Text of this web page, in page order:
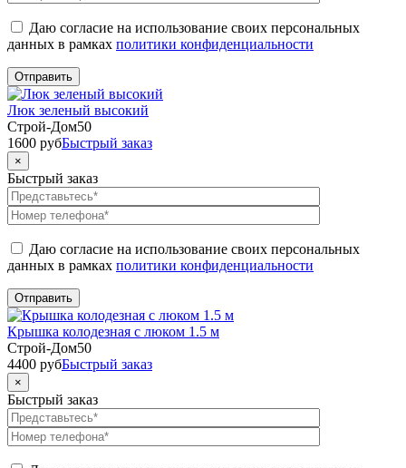
Даю согласие на использование своих персональных
данных в рамках политики конфиденциальности
Люк зеленый высокий
Строй-Дом50
1600 рубБыстрый заказ
×
Быстрый заказ
Даю согласие на использование своих персональных
данных в рамках политики конфиденциальности
Крышка колодезная с люком 1.5 м
Строй-Дом50
4400 рубБыстрый заказ
×
Быстрый заказ